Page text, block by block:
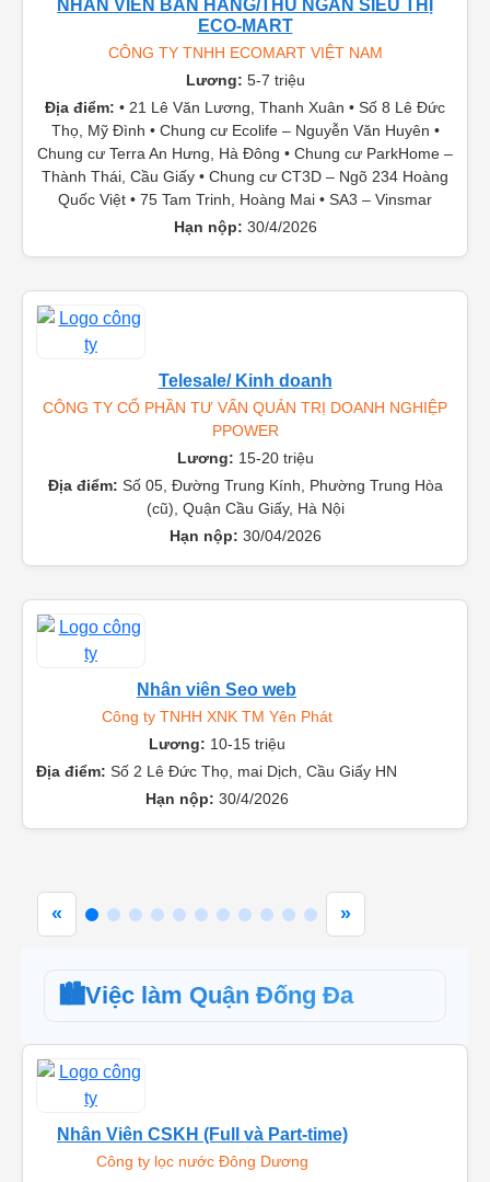
NHÂN VIÊN BÁN HÀNG/THU NGÂN SIÊU THỊ
ECO-MART
CÔNG TY TNHH ECOMART VIỆT NAM
Lương:5-7 triệu
Địa điểm:• 21 Lê Văn Lương, Thanh Xuân • Số 8 Lê Đức
Thọ, Mỹ Đình • Chung cư Ecolife – Nguyễn Văn Huyên •
Chung cư Terra An Hưng, Hà Đông • Chung cư ParkHome –
Thành Thái, Cầu Giấy • Chung cư CT3D – Ngõ 234 Hoàng
Quốc Việt • 75 Tam Trinh, Hoàng Mai • SA3 – Vinsmar
Hạn nộp:30/4/2026
Telesale/ Kinh doanh
CÔNG TY CỔ PHẦN TƯ VẤN QUẢN TRỊ DOANH NGHIỆP
PPOWER
Lương: 15-20 triệu
Số 05, Đường Trung Kính, Phường Trung Hòa
(cũ), Quận Cầu Giấy, Hà Nội
Hạn nộp:30/04/2026
Nhân viên Seo web
Công ty TNHH XNK TM Yên Phát
Lương:10-15 triệu
Số 2 Lê Đức Thọ, mai Dịch, Cầu Giấy HN
Hạn nộp:30/4/2026
🏙️Việc làm Quận Đống Đa
Nhân Viên CSKH (Full và Part-time)